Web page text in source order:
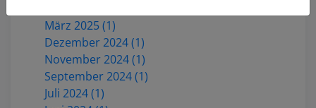
März 2025 (1)
Dezember 2024 (1)
November 2024 (1)
September 2024 (1)
Juli 2024 (1)